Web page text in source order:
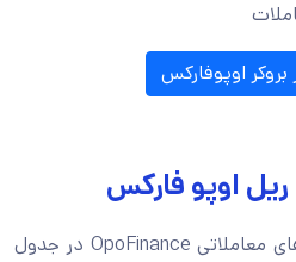
اوپوفارکس
اوپو فارکس
به دلیل تنوع بالا ی حساب های معاملاتی OpoFinance در جدول